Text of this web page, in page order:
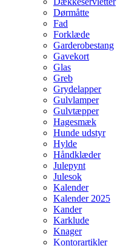
Dørmåtte
Fad
Forklæde
Garderobestang
Gavekort
Glas
Greb
Grydelapper
Gulvlamper
Gulvtæpper
Hagesmæk
Hunde udstyr
Hylde
Håndklæder
Julepynt
Julesok
Kalender
Kalender 2025
Kander
Karklude
Knager
Kontorartikler